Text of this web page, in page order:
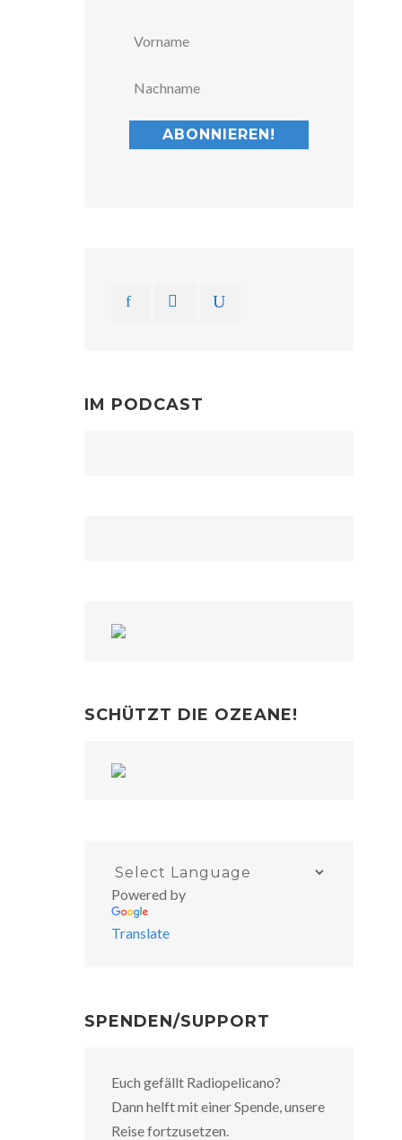
IM PODCAST
SCHÜTZT DIE OZEANE!
Powered by
Translate
SPENDEN/SUPPORT
Euch gefällt Radiopelicano?
Dann helft mit einer Spende, unsere
Reise fortzusetzen.